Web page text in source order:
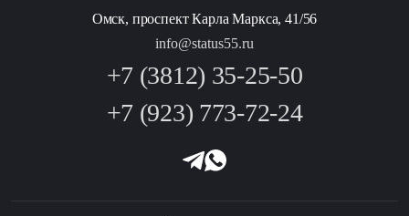
Омск, проспект Карла Маркса, 41/56
info@status55.ru
+7 (3812) 35-25-50
+7 (923) 773-72-24